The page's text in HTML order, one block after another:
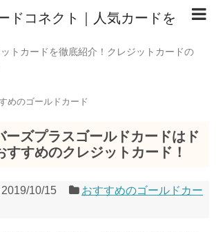
ドコネクト｜人気カードを
トカードを徹底紹介！クレジットカードの
めのゴールドカード
ーズプラスゴールドカードはド
すすめのクレジットカード！
2019/10/15
おすすめのゴールドカー